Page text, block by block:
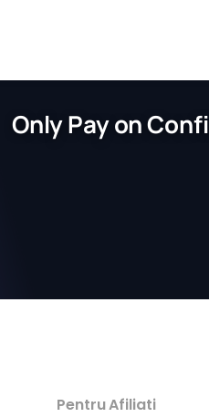
Only Pay on
Pentru Afiliati